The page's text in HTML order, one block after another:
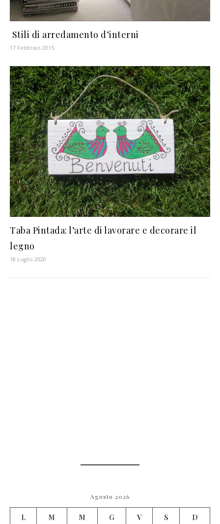
Stili di arredamento d’interni
17 Febbraio 2015
Taba Pintada: l’arte di lavorare e decorare il
legno
18 Luglio 2020
Agosto 2026
L M M G V S
D